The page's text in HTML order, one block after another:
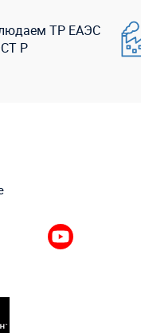
ТР ЕАЭС
Р